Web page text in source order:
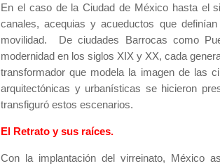
En el caso de la Ciudad de México hasta el
canales, acequias y acueductos que
movilidad. De ciudades Barrocas como
modernidad en los siglos XIX y XX, cada
transformador que modela la imagen de las
arquitectónicas y urbanísticas se hicieron
transfiguró estos escenarios.
El Retrato y sus raíces.
Con la implantación del virreinato, México